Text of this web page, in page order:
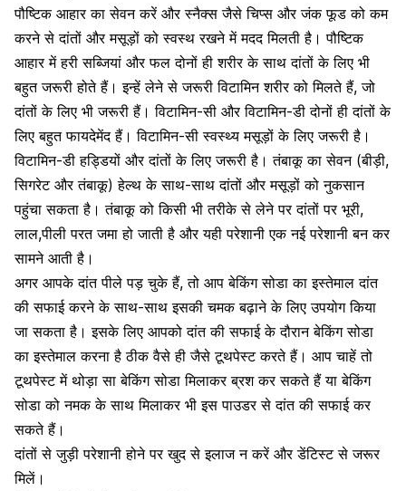
पौष्टिक आहारका सेवन करें और स्नैक्स जैसे चिप्स औरजंक फूड को कम
करने से दांतों और मसूड़ों को स्वस्थ रखने में मदद मिलती है। पौष्टिक
आहार में हरी सब्जियां और फल दोनों ही शरीर के साथ दांतों के लिए भी
बहुत जरूरी होते हैं। इन्हें लेने से जरूरी विटामिन शरीर को मिलते हैं, जो
दांतों के लिए भी जरूरी हैं।विटामिन-सी औरविटामिन-डी दोनों ही दांतों के
लिए बहुत फायदेमेंद हैं। विटामिन-सी स्वस्थ्य मसूड़ों के लिए जरूरी है।
विटामिन-डी हड्डियों और दांतों के लिए जरूरी है।तंबाकू का सेवन(बीड़ी,
सिगरेट और तंबाकू) हेल्थ के साथ-साथ दांतों और मसूड़ों को नुकसान
पहुंचा सकता है। तंबाकू को किसी भी तरीके से लेने पर दांतों पर भूरी,
लाल,पीली परत जमा हो जाती है और यही परेशानी एक नई परेशानी बन कर
सामने आती है।
अगर आपके दांत पीले पड़ चुके हैं, तो आप बेकिंग सोडा का इस्तेमाल दांत
की सफाई करने के साथ-साथ इसकी चमक बढ़ाने के लिए उपयोग किया
जा सकता है। इसके लिए आपको दांत की सफाई के दौरान बेकिंग सोडा
का इस्तेमाल करना है ठीक वैसे ही जैसे टूथपेस्ट करते हैं। आप चाहें तो
टूथपेस्ट में थोड़ा सा बेकिंग सोडा मिलाकर ब्रश कर सकते हैं या बेकिंग
सोडा को नमक के साथ मिलाकर भी इस पाउडर से दांत की सफाई कर
सकते हैं।
दांतों से जुड़ी परेशानी होने पर खुद से इलाज न करें और डेंटिस्ट से जरूर
मिलें।